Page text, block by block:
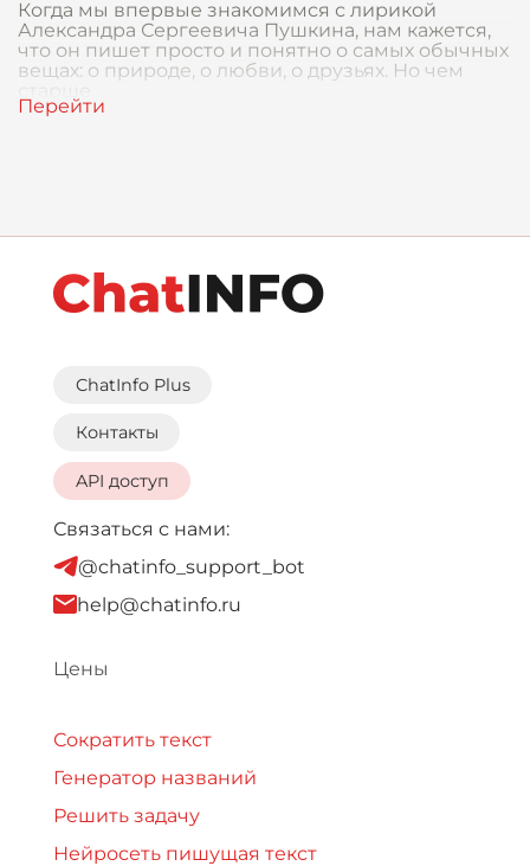
Когда мы впервые знакомимся с лирикой
Александра Сергеевича Пушкина, нам кажется,
что он пишет просто и понятно о самых обычных
вещах: о природе, о любви, о друзьях. Но чем
ChatInfo Plus
Контакты
API доступ
Связаться с нами:
@chatinfo_support_bot
help@chatinfo.ru
Цены
Сократить текст
Генератор названий
Решить задачу
Нейросеть пишущая текст